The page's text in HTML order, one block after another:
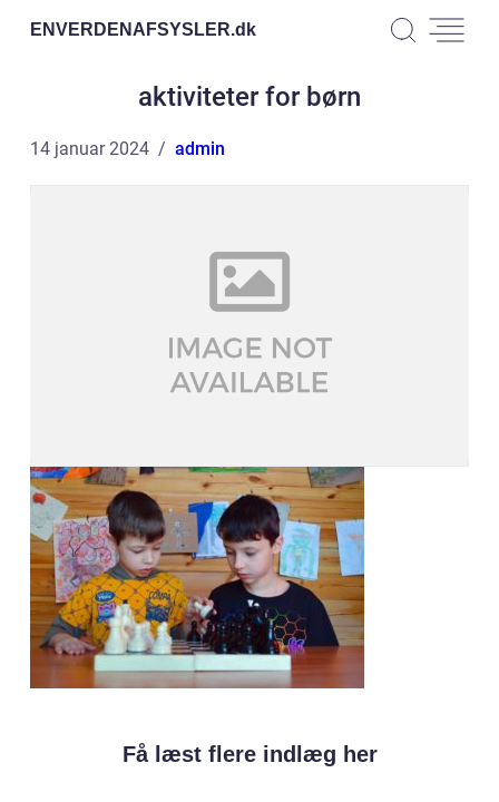
ENVERDENAFSYSLER.dk
aktiviteter for børn
14 januar 2024 admin
Få læst flere indlæg her